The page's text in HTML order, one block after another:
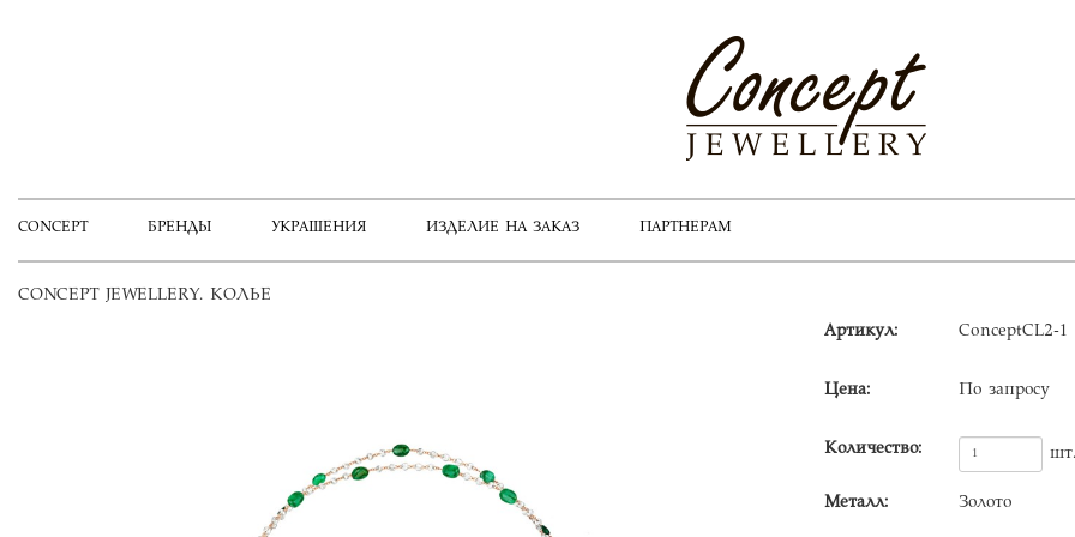
CONCEPT БРЕНДЫ УКРАШЕНИЯ ИЗДЕЛИЕ НА ЗАКАЗ ПАРТНЕРАМ
CONCEPT JEWELLERY. КОЛЬЕ
Артикул: ConceptCL2-1
Цена: По запросу
Количество: шт.
Металл: Золото